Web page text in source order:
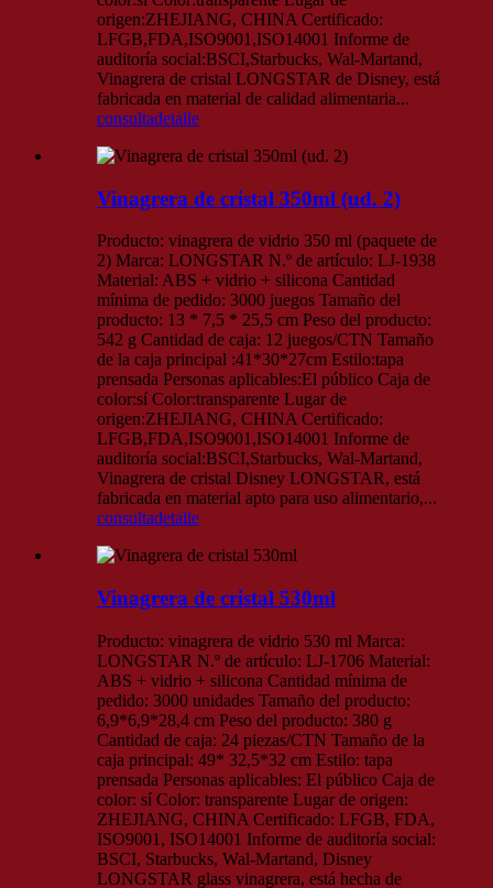
origen:ZHEJIANG, CHINA Certificado:
LFGB,FDA,ISO9001,ISO14001 Informe de
auditoría social:BSCI,Starbucks, Wal-Martand,
Vinagrera de cristal LONGSTAR de Disney, está
fabricada en material de calidad alimentaria...
consultadetalle
Vinagrera de cristal 350ml (ud. 2)
Producto: vinagrera de vidrio 350 ml (paquete de
2) Marca: LONGSTAR N.º de artículo: LJ-1938
Material: ABS + vidrio + silicona Cantidad
mínima de pedido: 3000 juegos Tamaño del
producto: 13 * 7,5 * 25,5 cm Peso del producto:
542 g Cantidad de caja: 12 juegos/CTN Tamaño
de la caja principal :41*30*27cm Estilo:tapa
prensada Personas aplicables:El público Caja de
color:sí Color:transparente Lugar de
origen:ZHEJIANG, CHINA Certificado:
LFGB,FDA,ISO9001,ISO14001 Informe de
auditoría social:BSCI,Starbucks, Wal-Martand,
Vinagrera de cristal Disney LONGSTAR, está
fabricada en material apto para uso alimentario,...
consultadetalle
Vinagrera de cristal 530ml
Producto: vinagrera de vidrio 530 ml Marca:
LONGSTAR N.º de artículo: LJ-1706 Material:
ABS + vidrio + silicona Cantidad mínima de
pedido: 3000 unidades Tamaño del producto:
6,9*6,9*28,4 cm Peso del producto: 380 g
Cantidad de caja: 24 piezas/CTN Tamaño de la
caja principal: 49* 32,5*32 cm Estilo: tapa
prensada Personas aplicables: El público Caja de
color: sí Color: transparente Lugar de origen:
ZHEJIANG, CHINA Certificado: LFGB, FDA,
ISO9001, ISO14001 Informe de auditoría social:
BSCI, Starbucks, Wal-Martand, Disney
LONGSTAR glass vinagrera, está hecha de